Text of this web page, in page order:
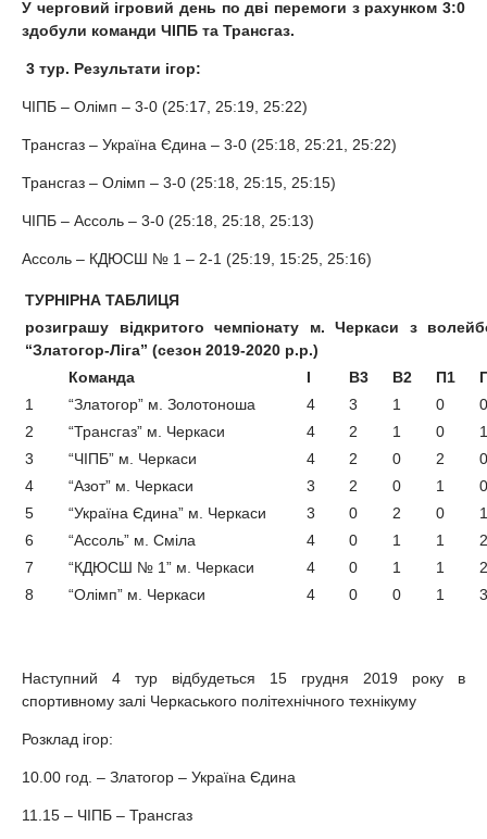
У черговий ігровий день по дві перемоги з рахунком 3:0
здобули команди ЧІПБ та Трансгаз.
3 тур. Результати ігор:
ЧІПБ – Олімп – 3-0 (25:17, 25:19, 25:22)
Трансгаз – Україна Єдина – 3-0 (25:18, 25:21, 25:22)
Трансгаз – Олімп – 3-0 (25:18, 25:15, 25:15)
ЧІПБ – Ассоль – 3-0 (25:18, 25:18, 25:13)
Ассоль – КДЮСШ № 1 – 2-1 (25:19, 15:25, 25:16)
ТУРНІРНА ТАБЛИЦЯ
розиграшу відкритого чемпіонату м. Черкаси з
“Златогор-Ліга” (сезон 2019-2020 р.р.)
Команда
І В3 В2 П1
1
“Златогор” м. Золотоноша 4 3 1 0
0
2
“Трансгаз” м. Черкаси 4 2 1 0
1
3
“ЧІПБ” м. Черкаси 4 2 0 2
0
4
“Азот” м. Черкаси 3 2 0 1
0
5
“Україна Єдина” м. Черкаси 3 0 2 0
1
6
“Ассоль” м. Сміла 4 0 1 1
2
7
“КДЮСШ № 1” м. Черкаси 4 0 1 1
2
8
“Олімп” м. Черкаси 4 0 0 1 3
Наступний 4 тур відбудеться 15 грудня 2019 року в
спортивному залі Черкаського політехнічного технікуму
Розклад ігор:
10.00 год. – Златогор – Україна Єдина
11.15 – ЧІПБ – Трансгаз